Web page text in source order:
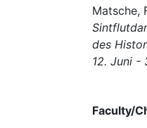
Matsche,
des
12. Juni -
Faculty/